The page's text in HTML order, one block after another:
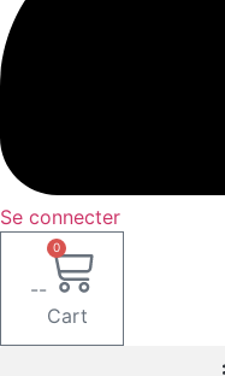
Se connecter
--
0
Cart